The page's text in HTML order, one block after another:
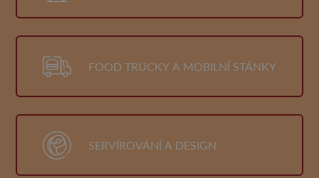
FOOD TRUCKY A MOBILNÍ STÁNKY
SERVÍROVÁNÍ A DESIGN